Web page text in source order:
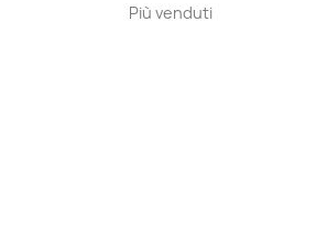
Più venduti